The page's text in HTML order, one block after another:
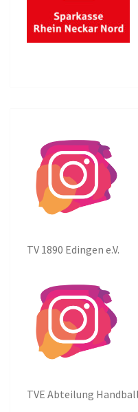
TV 1890 Edingen e.V.
TVE Abteilung Handball